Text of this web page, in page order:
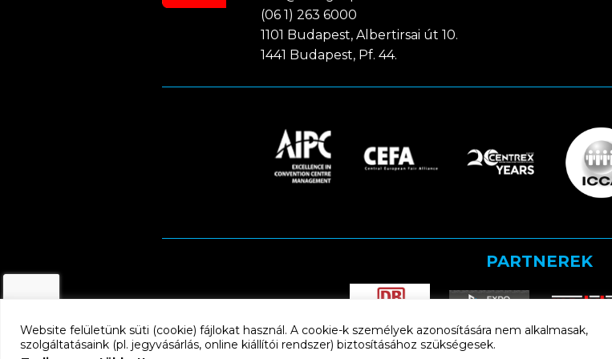
Website felületünk süti (cookie) fájlokat használ. A cookie-k személyek azonosítására nem alkalmasak,
szolgáltatásaink (pl. jegyvásárlás, online kiállítói rendszer) biztosításához szükségesek.
(06 1) 263 6000
1101 Budapest, Albertirsai út 10.
1441 Budapest, Pf. 44.
PARTNEREK
Adatkezelési tájékoztató